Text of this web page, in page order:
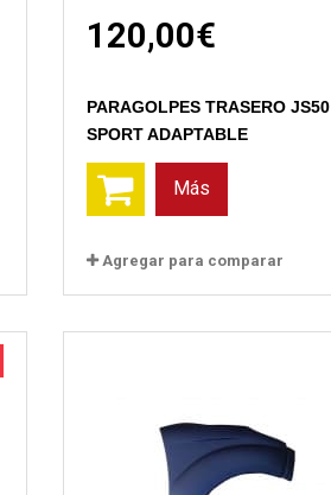
120,00€
PARAGOLPES TRASERO JS50
SPORT ADAPTABLE
Más
Agregar para comparar